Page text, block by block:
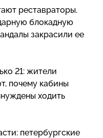
реставраторы.
блокадную
закрасили ее
21: жители
почему кабины
ходить
петербургские